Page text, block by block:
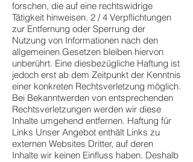
forschen, die auf eine rechtswidrige
Tätigkeit hinweisen. 2 / 4 Verpflichtungen
zur Entfernung oder Sperrung der
Nutzung von Informationen nach den
allgemeinen Gesetzen bleiben hiervon
unberührt. Eine diesbezügliche Haftung ist
jedoch erst ab dem Zeitpunkt der Kenntnis
einer konkreten Rechtsverletzung möglich.
Bei Bekanntwerden von entsprechenden
Rechtsverletzungen werden wir diese
Inhalte umgehend entfernen. Haftung für
Links Unser Angebot enthält Links zu
externen Websites Dritter, auf deren
Inhalte wir keinen Einfluss haben. Deshalb